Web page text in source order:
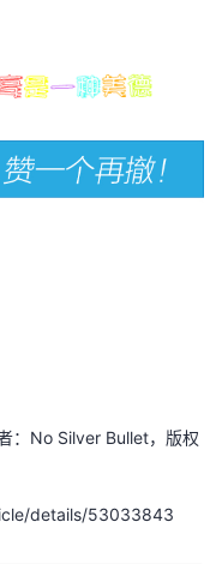
：No Silver Bullet，版权
details/53033843